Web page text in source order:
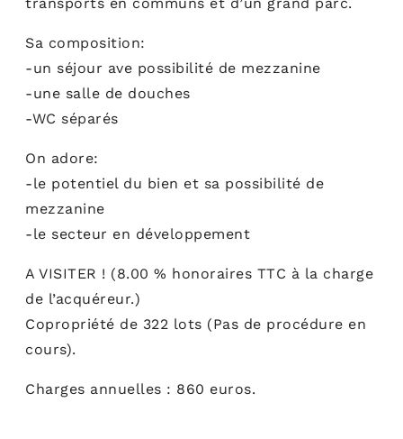
Sa composition:
-un séjour ave possibilité de mezzanine
-une salle de douches
-WC séparés
On adore:
-le potentiel du bien et sa possibilité de
mezzanine
-le secteur en développement
A VISITER ! (8.00 % honoraires TTC à la charge
de l’acquéreur.)
Copropriété de 322 lots (Pas de procédure en
cours).
Charges annuelles : 860 euros.